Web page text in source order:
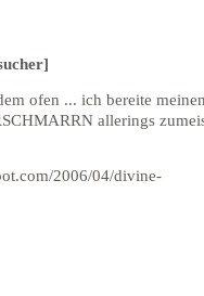
ofen ... ich bereite
allerings
2006/04/divine-